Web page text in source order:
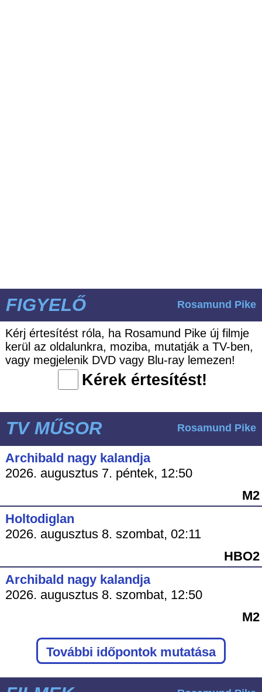
FIGYELŐ Rosamund Pike
Kérj értesítést róla, ha Rosamund Pike új filmje
kerül az oldalunkra, moziba, mutatják a TV-ben,
vagy megjelenik DVD vagy Blu-ray lemezen!
Kérek értesítést!
TV MŰSOR Rosamund Pike
Archibald nagy kalandja
2026. augusztus 7. péntek, 12:50
M2
Holtodiglan
2026. augusztus 8. szombat, 02:11
HBO2
Archibald nagy kalandja
2026. augusztus 8. szombat, 12:50
M2
További időpontok mutatása